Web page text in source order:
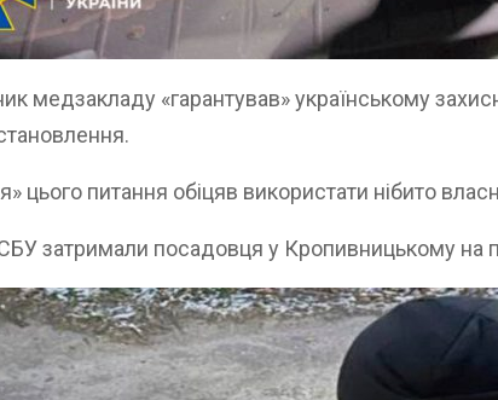
медзакладу «гарантував» українському
цього питання обіцяв використати нібито
затримали посадовця у Кропивницькому на